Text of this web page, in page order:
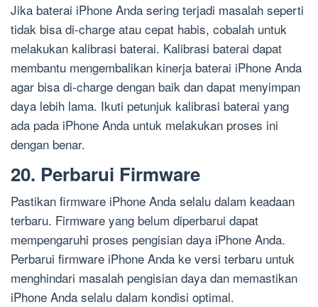
Jika baterai iPhone Anda sering terjadi masalah seperti
tidak bisa di-charge atau cepat habis, cobalah untuk
melakukan kalibrasi baterai. Kalibrasi baterai dapat
membantu mengembalikan kinerja baterai iPhone Anda
agar bisa di-charge dengan baik dan dapat menyimpan
daya lebih lama. Ikuti petunjuk kalibrasi baterai yang
ada pada iPhone Anda untuk melakukan proses ini
dengan benar.
20. Perbarui Firmware
Pastikan firmware iPhone Anda selalu dalam keadaan
terbaru. Firmware yang belum diperbarui dapat
mempengaruhi proses pengisian daya iPhone Anda.
Perbarui firmware iPhone Anda ke versi terbaru untuk
menghindari masalah pengisian daya dan memastikan
iPhone Anda selalu dalam kondisi optimal.